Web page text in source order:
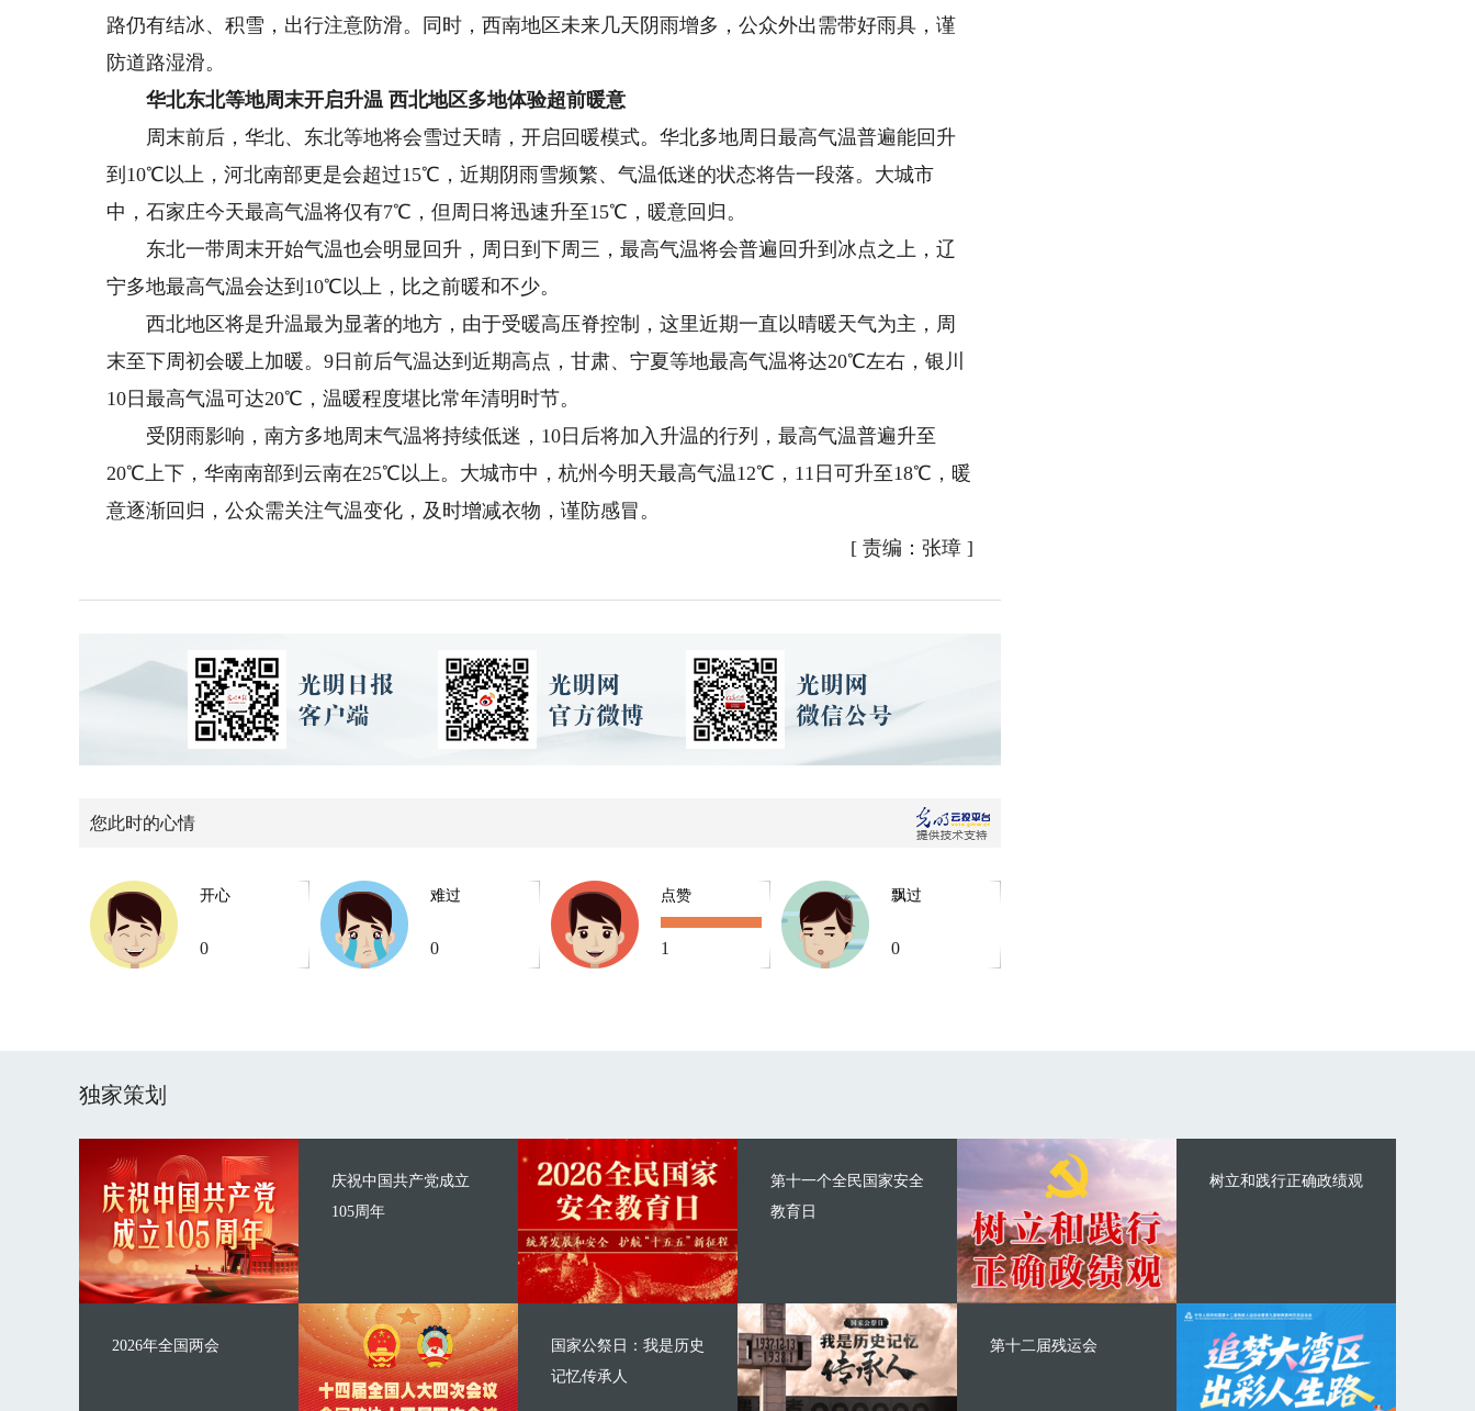
路仍有结冰、积雪，出行注意防滑。同时，西南地区未来几天阴雨增多，公众外出需带好雨具，谨
防道路湿滑。
华北东北等地周末开启升温 西北地区多地体验超前暖意
周末前后，华北、东北等地将会雪过天晴，开启回暖模式。华北多地周日最高气温普遍能回升
到10℃以上，河北南部更是会超过15℃，近期阴雨雪频繁、气温低迷的状态将告一段落。大城市
中，石家庄今天最高气温将仅有7℃，但周日将迅速升至15℃，暖意回归。
东北一带周末开始气温也会明显回升，周日到下周三，最高气温将会普遍回升到冰点之上，辽
宁多地最高气温会达到10℃以上，比之前暖和不少。
西北地区将是升温最为显著的地方，由于受暖高压脊控制，这里近期一直以晴暖天气为主，周
末至下周初会暖上加暖。9日前后气温达到近期高点，甘肃、宁夏等地最高气温将达20℃左右，银川
10日最高气温可达20℃，温暖程度堪比常年清明时节。
受阴雨影响，南方多地周末气温将持续低迷，10日后将加入升温的行列，最高气温普遍升至
20℃上下，华南南部到云南在25℃以上。大城市中，杭州今明天最高气温12℃，11日可升至18℃，暖
意逐渐回归，公众需关注气温变化，及时增减衣物，谨防感冒。
[ 责编：张璋 ]
您此时的心情
开心
0
难过
0
点赞
1
飘过
0
独家策划
庆祝中国共产党成立
105周年
2026年全国两会
第十一个全民国家安全
教育日
国家公祭日：我是历史
记忆传承人
树立和践行正确政绩观
第十二届残运会